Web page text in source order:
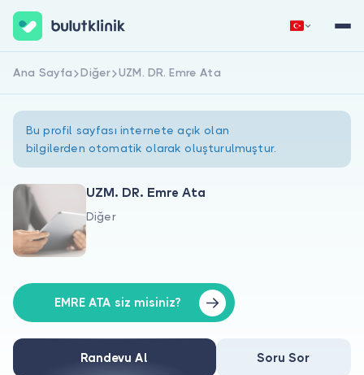
Hakkımızda
Doktorlar için
Doktor musunuz?
Hemen Kaydol
Ana Sayfa Diğer UZM. DR. Emre Ata
Bu profil sayfası internete açık olan
bilgilerden otomatik olarak oluşturulmuştur.
UZM. DR. Emre Ata
Diğer
EMRE ATA siz misiniz?
Randevu Al Soru Sor